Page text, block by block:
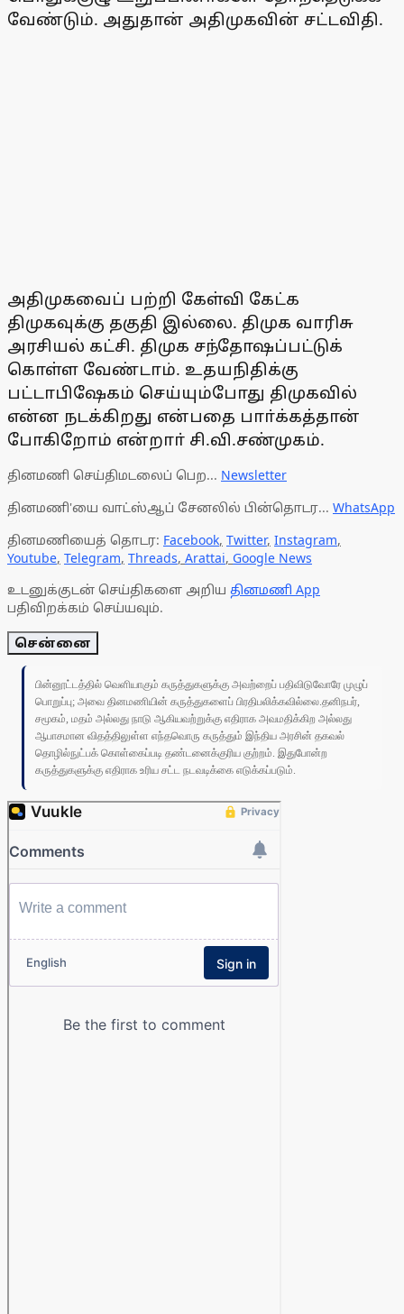
வேண்டும். அதுதான் அதிமுகவின் சட்டவிதி.
அதிமுகவைப் பற்றி கேள்வி கேட்க
திமுகவுக்கு தகுதி இல்லை. திமுக வாரிசு
அரசியல் கட்சி. திமுக சந்தோஷப்பட்டுக்
கொள்ள வேண்டாம். உதயநிதிக்கு
பட்டாபிஷேகம் செய்யும்போது திமுகவில்
என்ன நடக்கிறது என்பதை பாா்க்கத்தான்
போகிறோம் என்றாா் சி.வி.சண்முகம்.
தினமணி செய்திமடலைப் பெற... Newsletter
தினமணி'யை வாட்ஸ்ஆப் சேனலில் பின்தொடர... WhatsApp
தினமணியைத் தொடர: Facebook, Twitter, Instagram,
Youtube, Telegram, Threads, Arattai, Google News
உடனுக்குடன் செய்திகளை அறிய தினமணி App
பதிவிறக்கம் செய்யவும்.
சென்னை
பின்னூட்டத்தில் வெளியாகும் கருத்துகளுக்கு அவற்றைப் பதிவிடுவோரே முழுப்
பொறுப்பு; அவை தினமணியின் கருத்துகளைப் பிரதிபலிக்கவில்லை.தனிநபர்,
சமூகம், மதம் அல்லது நாடு ஆகியவற்றுக்கு எதிராக அவமதிக்கிற அல்லது
ஆபாசமான விதத்திலுள்ள எந்தவொரு கருத்தும் இந்திய அரசின் தகவல்
தொழில்நுட்பக் கொள்கைப்படி தண்டனைக்குரிய குற்றம். இதுபோன்ற
கருத்துகளுக்கு எதிராக உரிய சட்ட நடவடிக்கை எடுக்கப்படும்.